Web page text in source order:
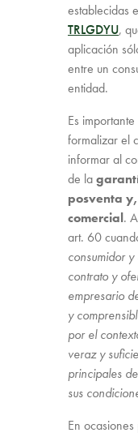
establecidas
TRLGDYU,
aplicación
entre un
entidad.
Es
formalizar el
informar al
de la
posventa
comercial.
art. 60
consumidor
contrato y
empresario
y
por el
veraz y
principales
sus
En